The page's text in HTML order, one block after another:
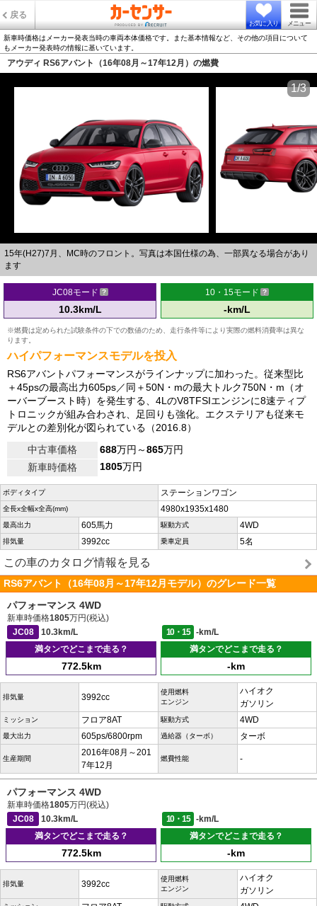
戻る
お気に入り メニュー
新車時価格はメーカー発表当時の車両本体価格です。また基本情報など、その他の項目について
もメーカー発表時の情報に基いています。
アウディ RS6アバント（16年08月～17年12月）の燃費
15年(H27)7月、MC時のフロント。写真は本国仕様の為、一部異なる場合があり
ます
1/3
JC08モード
10.3km/L
10・15モード
-km/L
※燃費は定められた試験条件の下での数値のため、走行条件等により実際の燃料消費率は異な
ります。
ハイパフォーマンスモデルを投入
RS6アバントパフォーマンスがラインナップに加わった。従来型比
＋45psの最高出力605ps／同＋50N・mの最大トルク750N・m（オ
ーバーブースト時）を発生する、4LのV8TFSIエンジンに8速ティプ
トロニックが組み合わされ、足回りも強化。エクステリアも従来モ
デルとの差別化が図られている（2016.8）
中古車価格
688万円～865万円
新車時価格
1805万円
ボディタイプ ステーションワゴン
全長x全幅x全高(mm) 4980x1935x1480
最高出力 605馬力 駆動方式 4WD
排気量 3992cc 乗車定員 5名
この車のカタログ情報を見る
RS6アバント（16年08月～17年12月モデル）のグレード一覧
パフォーマンス 4WD
新車時価格1805万円(税込)
JC08
10.3km/L 10・15
-km/L
満タンでどこまで走る？
772.5km
満タンでどこまで走る？
-km
排気量 3992cc
使用燃料
エンジン
ハイオク
ガソリン
ミッション フロア8AT 駆動方式 4WD
最大出力 605ps/6800rpm 過給器（ターボ） ターボ
生産期間
2016年08月～201
7年12月
燃費性能 -
パフォーマンス 4WD
新車時価格1805万円(税込)
JC08
10.3km/L 10・15
-km/L
満タンでどこまで走る？
772.5km
満タンでどこまで走る？
-km
排気量 3992cc
使用燃料
エンジン
ハイオク
ガソリン